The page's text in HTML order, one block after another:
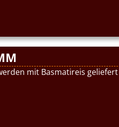
mit Basmatireis geliefert